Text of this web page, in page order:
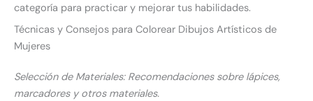
categoría para practicar y mejorar tus habilidades.
Técnicas y Consejos para Colorear Dibujos Artísticos de
Mujeres
Selección de Materiales: Recomendaciones sobre lápices,
marcadores y otros materiales.